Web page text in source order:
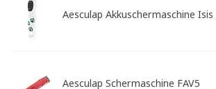
Aesculap Akkuschermaschine Isis
Aesculap Schermaschine FAV5